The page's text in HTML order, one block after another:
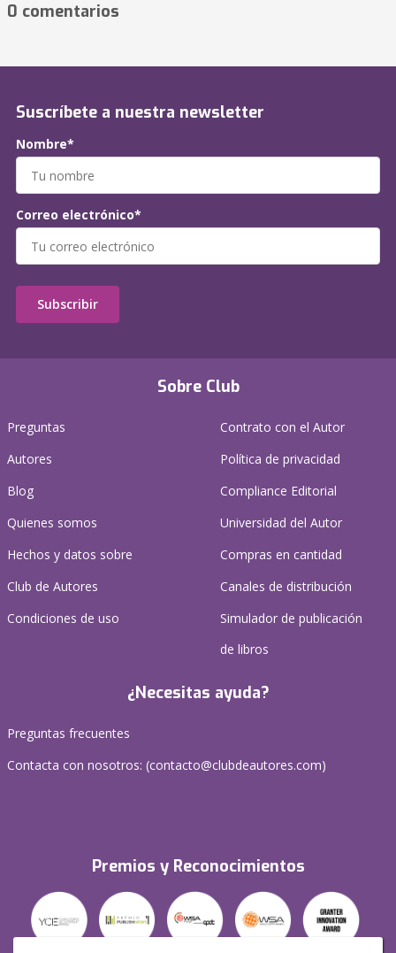
0 comentarios
Sobre Club
Preguntas
Autores
Blog
Quienes somos
Hechos y datos sobre
Club de Autores
Condiciones de uso
Contrato con el Autor
Política de privacidad
Compliance Editorial
Universidad del Autor
Compras en cantidad
Canales de distribución
Simulador de publicación
de libros
¿Necesitas ayuda?
Preguntas frecuentes
Contacta con nosotros: (contacto@clubdeautores.com)
Premios y Reconocimientos
Suscríbete a nuestra newsletter
Nombre*
Correo electrónico*
Subscribir